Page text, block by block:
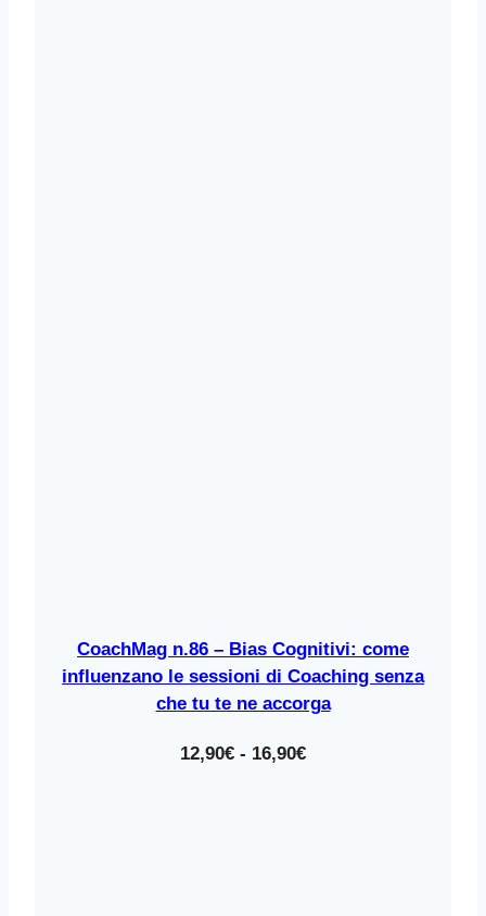
CoachMag n.86 – Bias Cognitivi: come
influenzano le sessioni di Coaching senza
che tu te ne accorga
12,90€ - 16,90€Fascia